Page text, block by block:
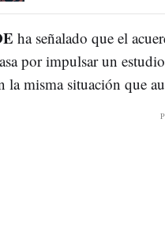
ha señalado que el
por impulsar un
la misma situación que